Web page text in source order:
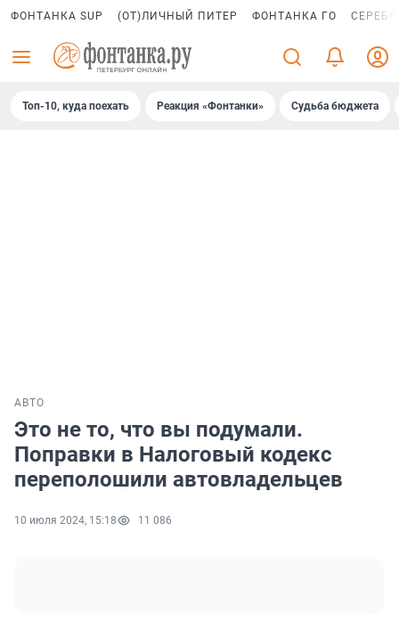
ФОНТАНКА SUP (ОТ)ЛИЧНЫЙ ПИТЕР ФОНТАНКА ГО
Топ-10, куда поехать Реакция «Фонтанки» Судьба бюджета
АВТО
Это не то, что вы подумали.
Поправки в Налоговый кодекс
переполошили автовладельцев
10 июля 2024, 15:18 11 086